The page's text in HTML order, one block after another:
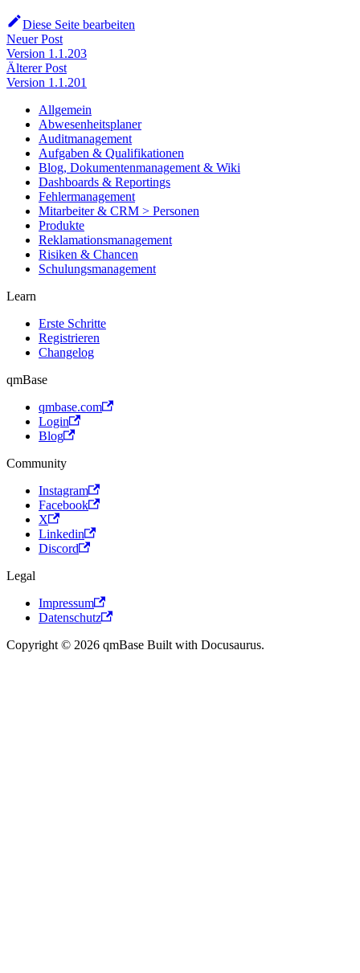
Diese Seite bearbeiten
Neuer Post
Version 1.1.203
Älterer Post
Version 1.1.201
Allgemein
Abwesenheitsplaner
Auditmanagement
Aufgaben & Qualifikationen
Blog, Dokumentenmanagement & Wiki
Dashboards & Reportings
Fehlermanagement
Mitarbeiter & CRM > Personen
Produkte
Reklamationsmanagement
Risiken & Chancen
Schulungsmanagement
Learn
Erste Schritte
Registrieren
Changelog
qmBase
qmbase.com
Login
Blog
Community
Instagram
Facebook
X
Linkedin
Discord
Legal
Impressum
Datenschutz
Copyright © 2026 qmBase Built with Docusaurus.